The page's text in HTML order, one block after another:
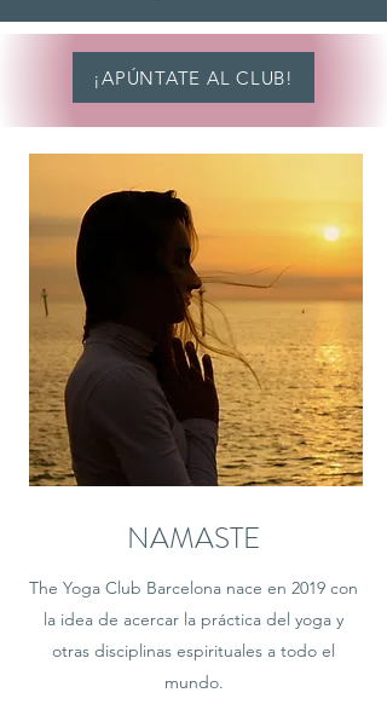
¡APÚNTATE AL CLUB!
NAMASTE
The Yoga Club Barcelona nace en 2019 con
la idea de acercar la práctica del yoga y
otras disciplinas espirituales a todo el
mundo.